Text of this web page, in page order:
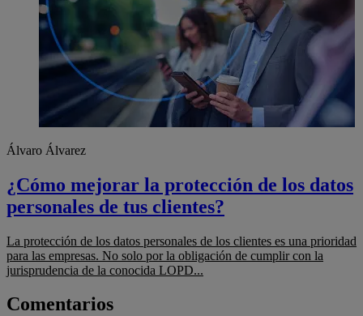
Álvaro Álvarez
¿Cómo mejorar la protección de los datos
personales de tus clientes?
La protección de los datos personales de los clientes es una prioridad
para las empresas. No solo por la obligación de cumplir con la
jurisprudencia de la conocida LOPD...
Comentarios